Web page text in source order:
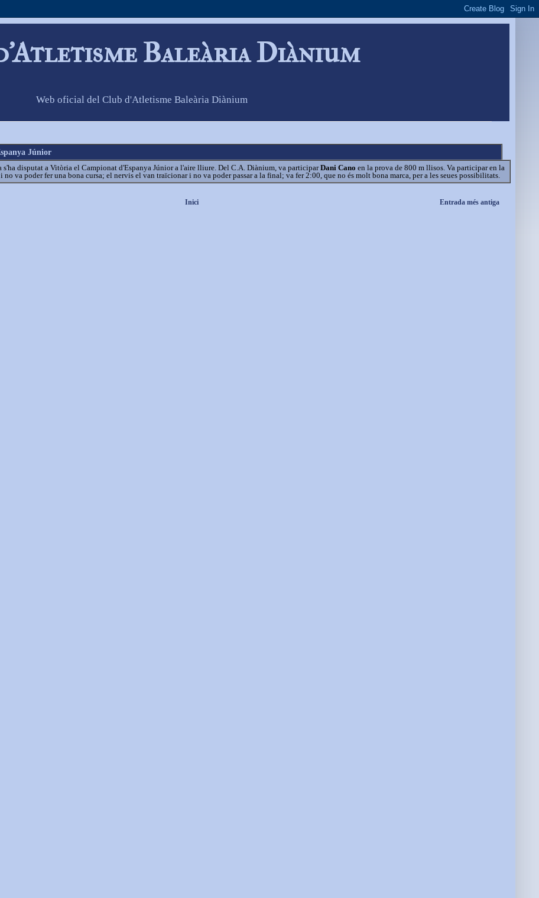
Baleària Diànium
Web oficial del Club d'Atletisme Baleària Diànium
Júnior
s'ha disputat a Vitòria el Campionat d'Espanya Júnior a l'aire lliure. Del C.A. Diànium, va participarDani Cano en la prova de 800 m llisos. Va participar en la
va poder fer una bona cursa; el nervis el van traïcionar i no va poder passar a la final; va fer 2:00, que no és molt bona marca, per a les seues possibilitats.
Entrada més antiga
Inici